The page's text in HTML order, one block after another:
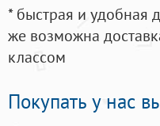
* быстрая и удобная
же возможна
классом
Покупать у нас